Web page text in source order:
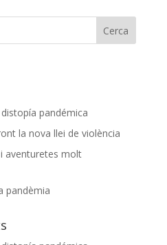
pandémica
la nova llei de violència
aventuretes molt
pandèmia